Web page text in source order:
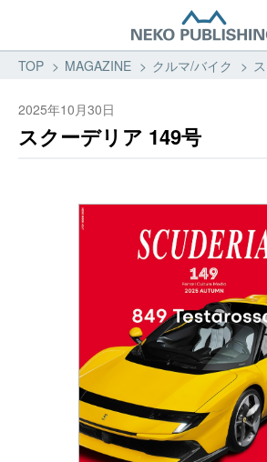
TOP MAGAZINE クルマ/バイク
2025年10月30日
スクーデリア 149号